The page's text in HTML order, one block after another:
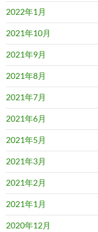
2022年1月
2021年10月
2021年9月
2021年8月
2021年7月
2021年6月
2021年5月
2021年3月
2021年2月
2021年1月
2020年12月